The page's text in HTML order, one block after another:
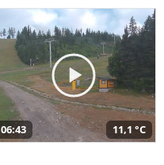
06:43 11,1 °C